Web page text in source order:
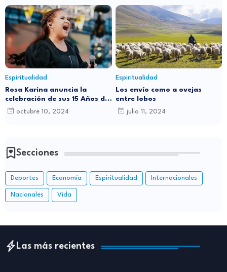
Espiritualidad
Rosa Karina anuncia la
celebración de sus 15 Años de
Carrera Musical con Gran
octubre 10, 2024
Espiritualidad
Los envío como a ovejas
entre lobos
julio 11, 2024
Secciones
Deportes Economía Espiritualidad Internacionales
Nacionales Vida
Las más recientes